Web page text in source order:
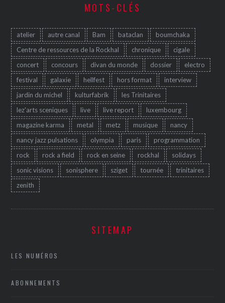
MOTS-CLÉS
atelier autre canal Bam bataclan
boumchaka
Centre de ressources de la Rockhal
chronique
cigale
concert
concours divan du monde dossier
electro
festival
galaxie hellfest hors format
interview
jardin du michel
kulturfabrik
les Trinitaires
lez'arts sceniques
live live report
luxembourg
magazine karma
metal metz musique
nancy
nancy jazz pulsations
olympia paris
programmation
rock
rock a field rock en seine rockhal
solidays
sonic visions
sonisphere sziget tournée
trinitaires
zenith
SITEMAP
LES NUMÉROS
ABONNEMENTS